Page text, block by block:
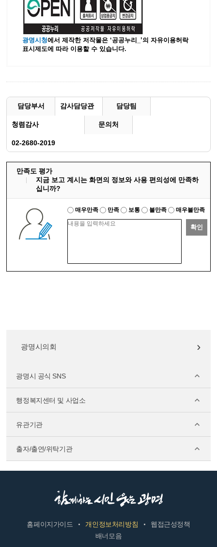
광명시청에서 제작한 저작물은 ‘공공누리_’의 자유이용허락
표시제도에 따라 이용할 수 있습니다.
담당부서 감사담당관 담당팀
청렴감사 문의처
02-2680-2019
만족도 평가
지금 보고 계시는 화면의 정보와 사용 편의성에 만족하
십니까?
매우만족 만족 보통 불만족 매우불만족
확인
광명시의회
광명시 공식 SNS
행정복지센터 및 사업소
유관기관
출자/출연/위탁기관
홈페이지가이드 개인정보처리방침
웹접근성정책
배너모음